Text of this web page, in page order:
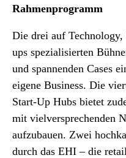
Rahmenprogramm
Die drei auf
ups spezialisierten
und spannenden Cases
eigene Business. Die
Start-Up Hubs bietet
mit vielversprechenden
aufzubauen. Zwei
durch das EHI – die